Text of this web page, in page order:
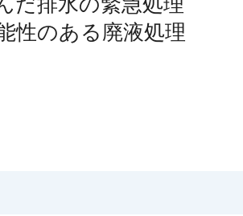
性のある廃液処理